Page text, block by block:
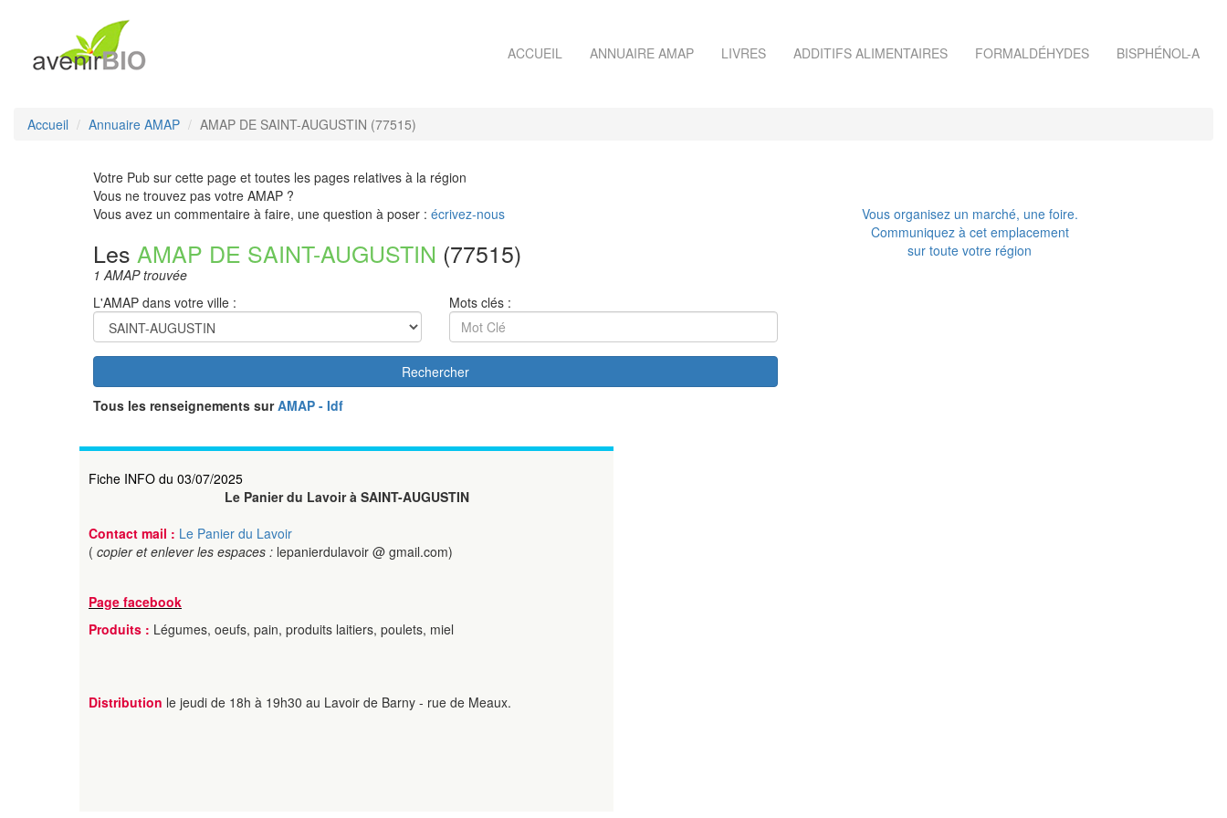
ACCUEIL ANNUAIRE AMAP LIVRES ADDITIFS ALIMENTAIRES FORMALDÉHYDES BISPHÉNOL-A
Accueil Annuaire AMAP AMAP DE SAINT-AUGUSTIN (77515)
Votre Pub sur cette page et toutes les pages relatives à la région
Vous ne trouvez pas votre AMAP ?
Vous avez un commentaire à faire, une question à poser : écrivez-nous
Les AMAP DE SAINT-AUGUSTIN (77515)
1 AMAP trouvée
L'AMAP dans votre ville :
Mots clés :
Rechercher
Tous les renseignements surAMAP - Idf
Vous organisez un marché, une foire.
Communiquez à cet emplacement
sur toute votre région
Fiche INFO du 03/07/2025
Le Panier du Lavoir à SAINT-AUGUSTIN
Contact mail : Le Panier du Lavoir
( copier et enlever les espaces : lepanierdulavoir @ gmail.com)
Page facebook
Produits : Légumes, oeufs, pain, produits laitiers, poulets, miel
Distribution le jeudi de 18h à 19h30 au Lavoir de Barny - rue de Meaux.